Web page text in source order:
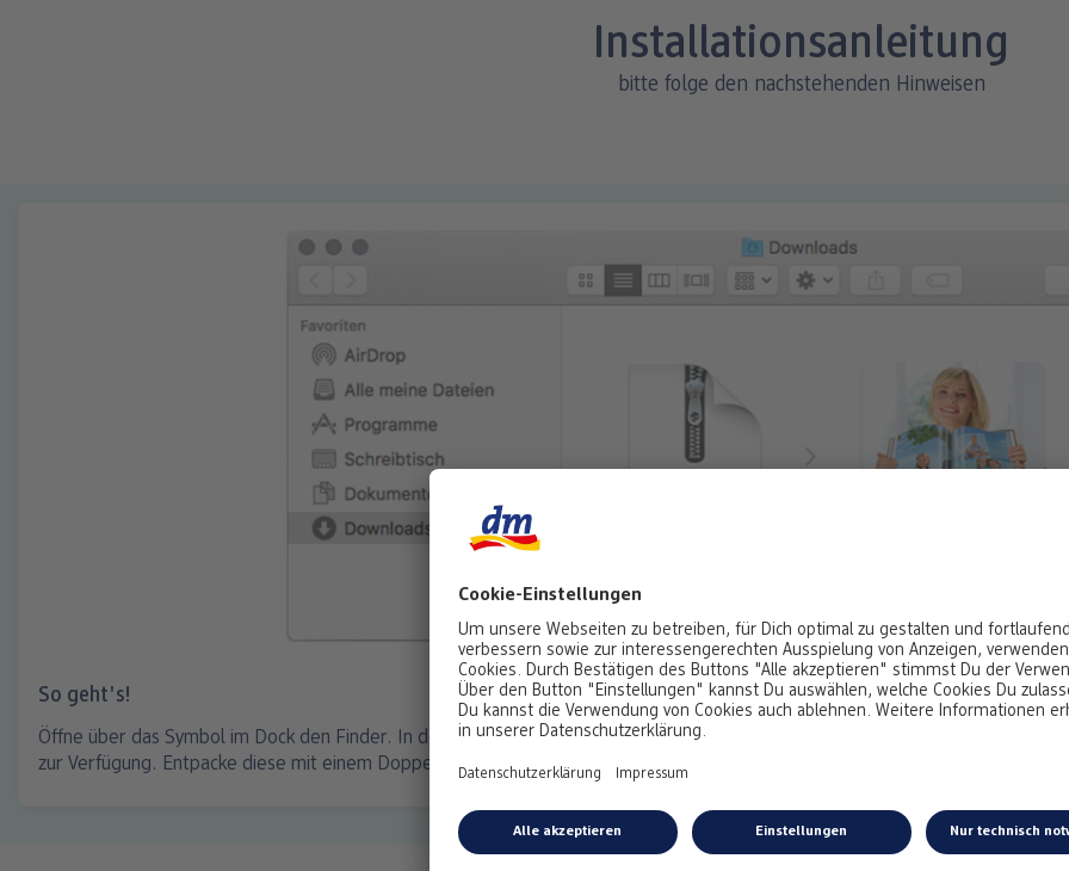
Installationsanleitung
bitte folge den nachstehenden Hinweisen
So geht's!
Öffne über das Symbol im Dock den Finder. In der linken Spalte findest Du unter dem Eintrag „Favoriten“ den Punkt
zur Verfügung. Entpacke diese mit einem Doppelklick. Im Anschluss kannst Du die App starten.